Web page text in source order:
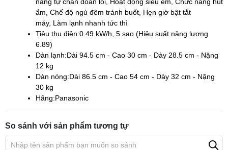
ẩm, Chế độ ngủ đêm tránh buốt, Hẹn giờ bật tắt
máy, Làm lạnh nhanh tức thì
Tiêu thụ điện:0.49 kW/h, 5 sao (Hiệu suất năng lượng
6.89)
Dàn lạnh:Dài 94.5 cm - Cao 30 cm - Dày 28.5 cm - Nặng
12 kg
Dàn nóng:Dài 86.5 cm - Cao 54 cm - Dày 32 cm - Nặng
30 kg
Hãng:Panasonic
So sánh với sản phẩm tương tự